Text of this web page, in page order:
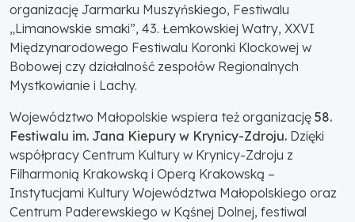
organizację Jarmarku Muszyńskiego, Festiwalu
„Limanowskie smaki”, 43. Łemkowskiej Watry, XXVI
Międzynarodowego Festiwalu Koronki Klockowej w
Bobowej czy działalność zespołów Regionalnych
Mystkowianie i Lachy.
Województwo Małopolskie wspiera też organizację 58.
Festiwalu im. Jana Kiepury w Krynicy-Zdroju. Dzięki
współpracy Centrum Kultury w Krynicy-Zdroju z
Filharmonią Krakowską i Operą Krakowską –
Instytucjami Kultury Województwa Małopolskiego oraz
Centrum Paderewskiego w Kąśnej Dolnej, festiwal